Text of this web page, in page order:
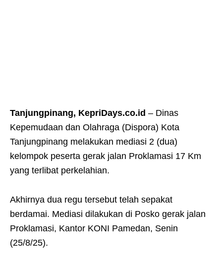
Tanjungpinang, KepriDays.co.id – Dinas
Kepemudaan dan Olahraga (Dispora) Kota
Tanjungpinang melakukan mediasi 2 (dua)
kelompok peserta gerak jalan Proklamasi 17 Km
yang terlibat perkelahian.
Akhirnya dua regu tersebut telah sepakat
berdamai. Mediasi dilakukan di Posko gerak jalan
Proklamasi, Kantor KONI Pamedan, Senin
(25/8/25).